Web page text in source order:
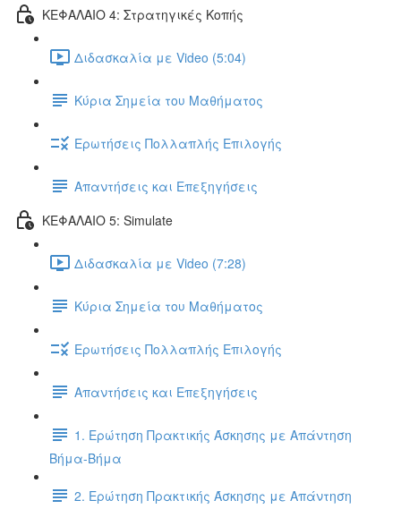
ΚΕΦΑΛΑΙΟ 4: Στρατηγικές Κοπής
Διδασκαλία με Video (5:04)
Κύρια Σημεία του Μαθήματος
Ερωτήσεις Πολλαπλής Επιλογής
Απαντήσεις και Επεξηγήσεις
ΚΕΦΑΛΑΙΟ 5: Simulate
Διδασκαλία με Video (7:28)
Κύρια Σημεία του Μαθήματος
Ερωτήσεις Πολλαπλής Επιλογής
Απαντήσεις και Επεξηγήσεις
1. Ερώτηση Πρακτικής Άσκησης με Απάντηση
Βήμα-Βήμα
2. Ερώτηση Πρακτικής Άσκησης με Απάντηση